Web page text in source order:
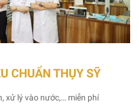
CHUẨN THỤY SỸ
xử lý vào nước,… miễn phí